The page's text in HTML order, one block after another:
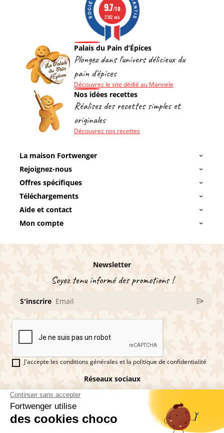
Palais du Pain d’Épices
Plongez dans l'univers délicieux du
pain d'épices
Découvrez le site dédié au Mannele
9.7/10
2182 avis
Nos idées recettes
Réalisez des recettes simples et
originales
Découvrez nos recettes
La maison Fortwenger
Rejoignez-nous
Offres spécifiques
Téléchargements
Aide et contact
Mon compte
Newsletter
Soyez tenu informé des promotions !
S'inscrire
J'accepte les conditions générales et la politique de confidentialité
Réseaux sociaux
Vous êtes fan de pains d'épices ?